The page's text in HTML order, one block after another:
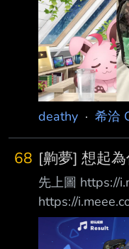
很看臉... 以下
超黑名單 --
t=5414 https://
deathy · 希洽
68 [齁夢] 想起
先上圖 https://
https://
https://
五星扣掉一開